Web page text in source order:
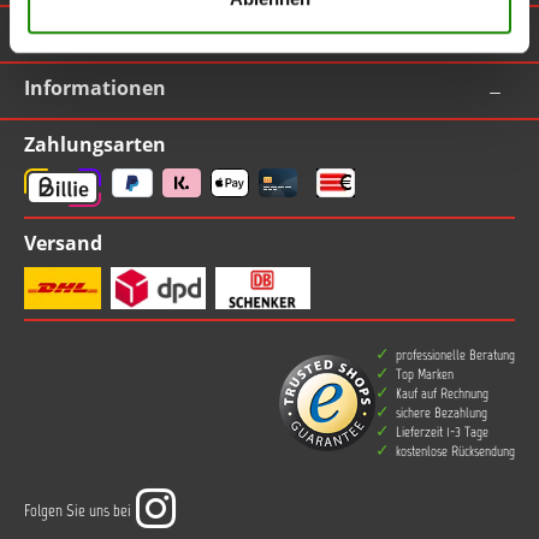
TOPLAC
Informationen
Zahlungsarten
Versand
professionelle Beratung
Top Marken
Kauf auf Rechnung
sichere Bezahlung
Lieferzeit 1-3 Tage
kostenlose Rücksendung
Folgen Sie uns bei